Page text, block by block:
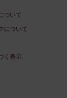
ついて
について
く表示